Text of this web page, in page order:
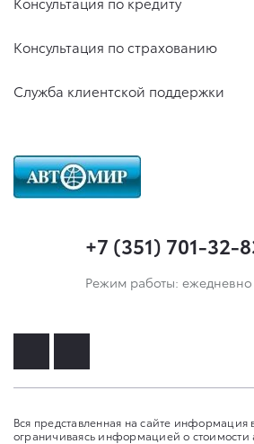
Консультация по страхованию
Служба клиентской поддержки
+7 (351) 701-32-
Режим работы: ежедневно
Вся представленная на сайте информация
ограничиваясь информацией о стоимости